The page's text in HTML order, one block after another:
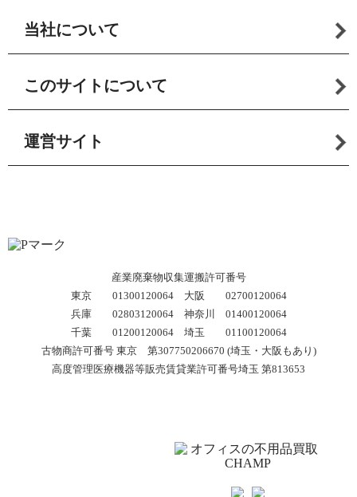
当社について
このサイトについて
運営サイト
産業廃棄物収集運搬許可番号
東京 01300120064 大阪 02700120064
兵庫 02803120064 神奈川 01400120064
千葉 01200120064 埼玉 01100120064
古物商許可番号 東京 第307750206670 (埼玉・大阪もあり)
高度管理医療機器等販売賃貸業許可番号埼玉 第813653